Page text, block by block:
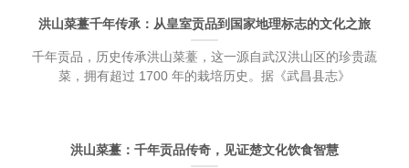
洪山菜薹千年传承：从皇室贡品到国家地理标志的文化之旅
千年贡品，历史传承洪山菜薹，这一源自武汉洪山区的珍贵蔬
菜，拥有超过 1700 年的栽培历史。据《武昌县志》
洪山菜薹：千年贡品传奇，见证楚文化饮食智慧